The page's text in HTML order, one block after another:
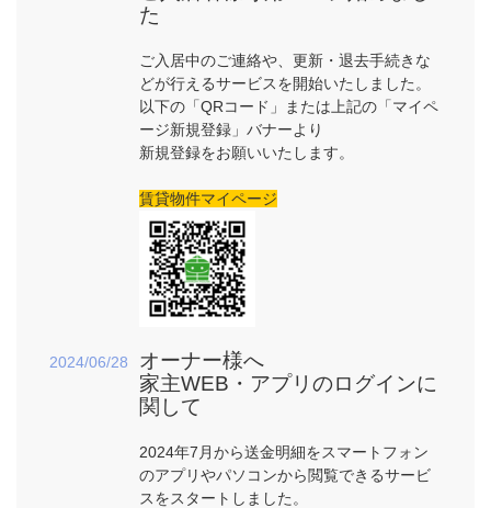
た
ご入居中のご連絡や、更新・退去手続きな
どが行えるサービスを開始いたしました。
以下の「QRコード」または上記の「マイペ
ージ新規登録」バナーより
新規登録をお願いいたします。
賃貸物件マイページ
2024/06/28
オーナー様へ
家主WEB・アプリのログインに
関して
2024年7月から送金明細をスマートフォン
のアプリやパソコンから閲覧できるサービ
スをスタートしました。